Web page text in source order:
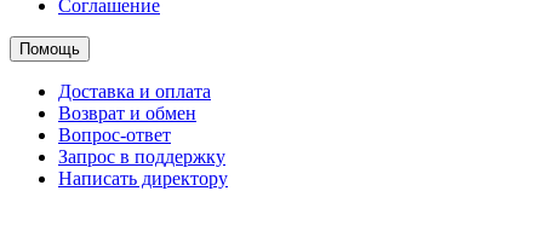
Соглашение
Помощь
Доставка и оплата
Возврат и обмен
Вопрос-ответ
Запрос в поддержку
Написать директору